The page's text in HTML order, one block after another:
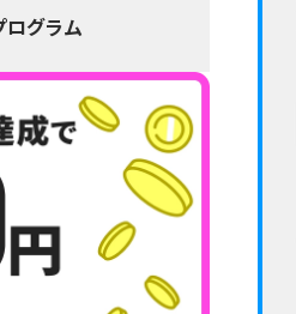
ログラム